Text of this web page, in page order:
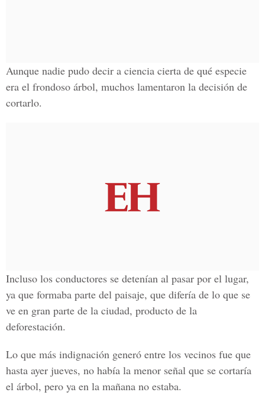
Aunque nadie pudo decir a ciencia cierta de qué especie
era el frondoso árbol, muchos lamentaron la decisión de
cortarlo.
Incluso los conductores se detenían al pasar por el lugar,
ya que formaba parte del paisaje, que difería de lo que se
ve en gran parte de la ciudad, producto de la
deforestación.
Lo que más indignación generó entre los vecinos fue que
hasta ayer jueves, no había la menor señal que se cortaría
el árbol, pero ya en la mañana no estaba.